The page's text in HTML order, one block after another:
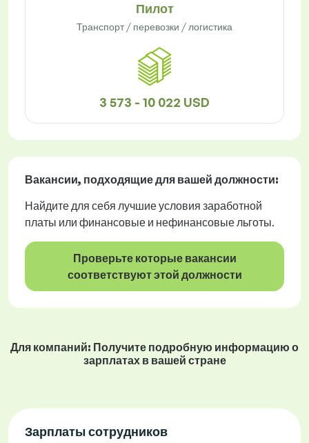
Пилот
Транспорт / перевозки / логистика
3 573 - 10 022 USD
Вакансии, подходящие для вашей должности:
Найдите для себя лучшие условия заработной
платы или финансовые и нефинансовые льготы.
Проверьте которые вакансии
соответствуют этой должности
Для компаний: Получите подробную информацию о
зарплатах в вашей стране
Зарплаты сотрудников